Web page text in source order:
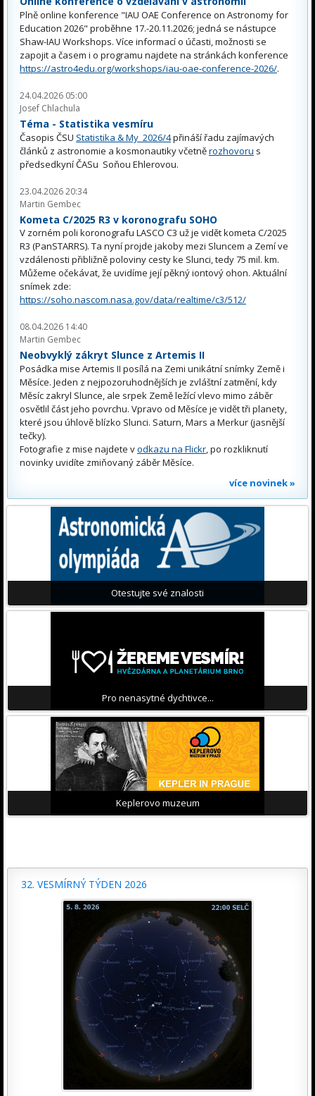
Plně online konference "IAU OAE Conference on Astronomy for
Education 2026" proběhne 17.-20.11.2026; jedná se nástupce
Shaw-IAU Workshops. Více informací o účasti, možnosti se
zapojit a časem i o programu najdete na stránkách konference
https://astro4edu.org/workshops/iau-oae-conference-2026/.
24.04.2026 05:00
Josef Chlachula
Téma - Statistika vesmíru
Časopis ČSU Statistika & My 2026/4přináší řadu zajímavých
článků z astronomie a kosmonautiky včetněrozhovoru s
předsedkyní ČASu Soňou Ehlerovou.
23.04.2026 20:34
Martin Gembec
Kometa C/2025 R3 v koronografu SOHO
V zorném poli koronografu LASCO C3 už je vidět kometa C/2025
R3 (PanSTARRS). Ta nyní projde jakoby mezi Sluncem a Zemí ve
vzdálenosti přibližně poloviny cesty ke Slunci, tedy 75 mil. km.
Můžeme očekávat, že uvidíme její pěkný iontový ohon. Aktuální
snímek zde:
https://soho.nascom.nasa.gov/data/realtime/c3/512/
08.04.2026 14:40
Martin Gembec
Neobvyklý zákryt Slunce z Artemis II
Posádka mise Artemis II posílá na Zemi unikátní snímky Země i
Měsíce. Jeden z nejpozoruhodnějších je zvláštní zatmění, kdy
Měsíc zakryl Slunce, ale srpek Země ležící vlevo mimo záběr
osvětlil část jeho povrchu. Vpravo od Měsíce je vidět tři planety,
které jsou úhlově blízko Slunci. Saturn, Mars a Merkur (jasnější
tečky).
Fotografie z mise najdete vodkazu na Flickr, po rozkliknutí
novinky uvidíte zmiňovaný záběr Měsíce.
více novinek »
Otestujte své znalosti
Pro nenasytné dychtivce...
Keplerovo muzeum
32. VESMÍRNÝ TÝDEN 2026